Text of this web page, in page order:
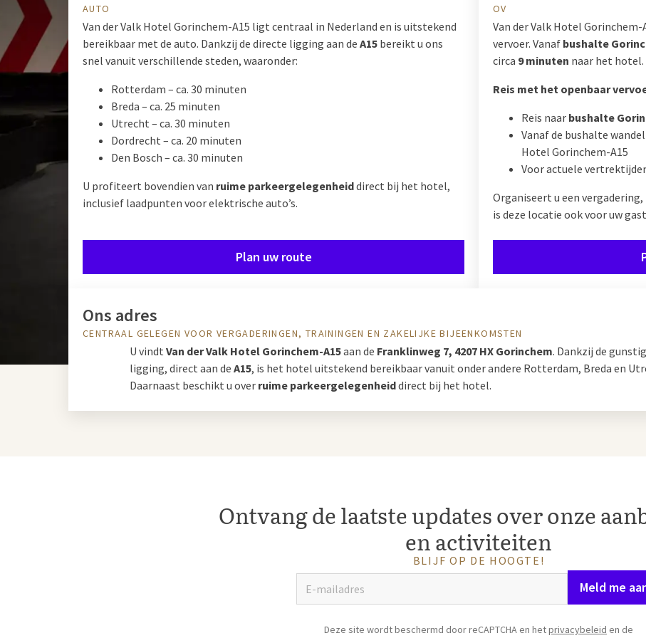
AUTO
Van der Valk Hotel Gorinchem-A15 ligt centraal in Nederland en is uitstekend
bereikbaar met de auto. Dankzij de directe ligging aan de A15 bereikt u ons
snel vanuit verschillende steden, waaronder:
Rotterdam – ca. 30 minuten
Breda – ca. 25 minuten
Utrecht – ca. 30 minuten
Dordrecht – ca. 20 minuten
Den Bosch – ca. 30 minuten
U profiteert bovendien van ruime parkeergelegenheiddirect bij het hotel,
inclusief laadpunten voor elektrische auto’s.
Plan uw route
OV
Van der Valk Hotel
vervoer. Vanaf bushalte
circa 9 minuten naar het hotel.
Reis met het openbaar
Reis naar bushalte
Vanaf de bushalte
Hotel Gorinchem-A15
Voor actuele
Organiseert u een
is deze locatie ook voor uw
Ons adres
CENTRAAL GELEGEN VOOR VERGADERINGEN, TRAININGEN EN ZAKELIJKE BIJEENKOMSTEN
U vindt Van der Valk Hotel Gorinchem-A15aan de Franklinweg 7, 4207 HX Gorinchem. Dankzij de
ligging, direct aan de A15, is het hotel uitstekend bereikbaar vanuit onder andere Rotterdam, Breda en
Daarnaast beschikt u over ruime parkeergelegenheiddirect bij het hotel.
Ontvang de laatste updates over onze
en activiteiten
BLIJF OP DE HOOGTE!
Meld me
Deze site wordt beschermd door reCAPTCHA en hetprivacybeleid en de